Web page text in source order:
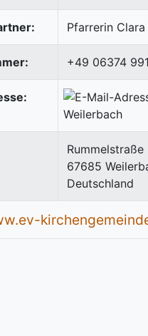
Pfarrerin
+49 06374
Rummelstraße
67685
Deutschland